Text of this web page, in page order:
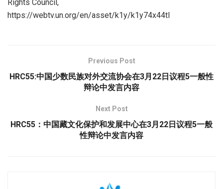
Rights Council,
https://webtv.un.org/en/asset/k1y/k1y74x44tl
Previous Post
HRC55:中国少数民族对外交流协会在3月22日议程5一般性
辩论中发言内容
Next Post
HRC55：中国藏文化保护和发展中心在3月22日议程5一般
性辩论中发言内容